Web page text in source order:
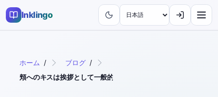
Inklingo
ホーム / ブログ /
頬へのキスは挨拶として一般的ですか？